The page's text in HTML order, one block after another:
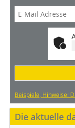
Beispiele, Hinweise:
Die aktuelle